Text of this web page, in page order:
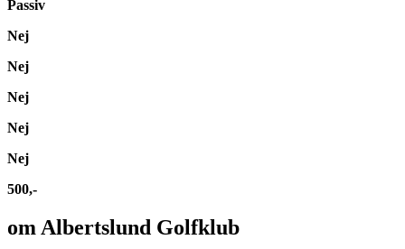
Passiv
Nej
Nej
Nej
Nej
Nej
500,-
om Albertslund Golfklub